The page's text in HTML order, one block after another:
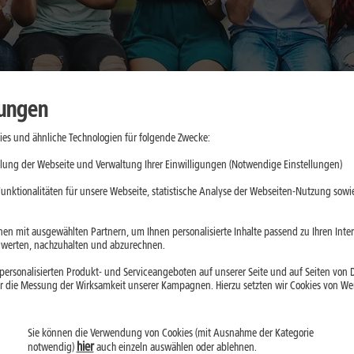
unterstützt
und
sinnvoll nutzt
Beurteilung
und ähnliche Technologien für folgende Zwecke:
der Webseite und Verwaltung Ihrer Einwilligungen (Notwendige Einstellungen)
für unsere Webseite, statistische Analyse der Webseiten-Nutzung
mit ausgewählten Partnern, um Ihnen personalisierte Inhalte passend zu Ihren
nachzuhalten und abzurechnen.
Produkt- und Serviceangeboten auf unserer Seite und auf Seiten von
Messung der Wirksamkeit unserer Kampagnen. Hierzu setzten wir Cookies von
Sie können die Verwendung von Cookies (mit Ausnahme der Kategorie
notwendig) hierauch einzeln auswählen oder ablehnen.